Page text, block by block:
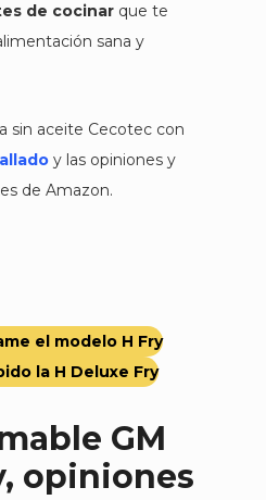
de cocinarque te
sana y
sin aceite Cecotec con
y las opiniones y
de Amazon.
el modelo H Fry
la H Deluxe Fry
GM
opiniones